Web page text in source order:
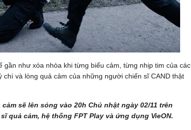
như xóa nhòa khi từng biểu cảm, từng nhịp tim của các
và lòng quả cảm của những người chiến sĩ CAND thật
sẽ lên sóng vào 20h Chủ nhật ngày 02/11 trên
quả cảm, hệ thống FPT Play và ứng dụng VieON.